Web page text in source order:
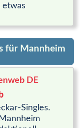
für Mannheim
Singles.